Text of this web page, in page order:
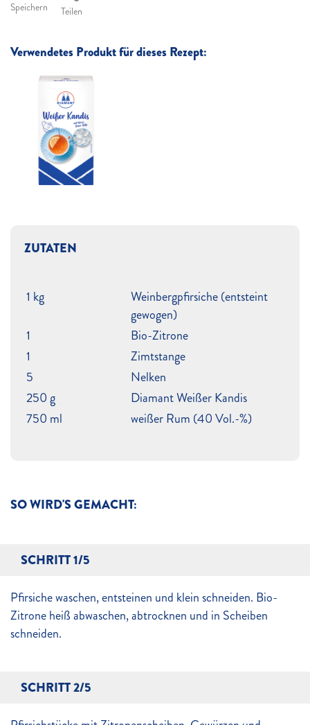
Speichern Teilen
Verwendetes Produkt für dieses Rezept:
SO WIRD'S GEMACHT:
SCHRITT 1/5
Pfirsiche waschen, entsteinen und klein schneiden. Bio-
Zitrone heiß abwaschen, abtrocknen und in Scheiben
schneiden.
SCHRITT 2/5
ZUTATEN
1 kg
Weinbergpfirsiche (entsteint
gewogen)
1
Bio-Zitrone
1
Zimtstange
5
Nelken
250 g
Diamant Weißer Kandis
750 ml
weißer Rum (40 Vol.-%)